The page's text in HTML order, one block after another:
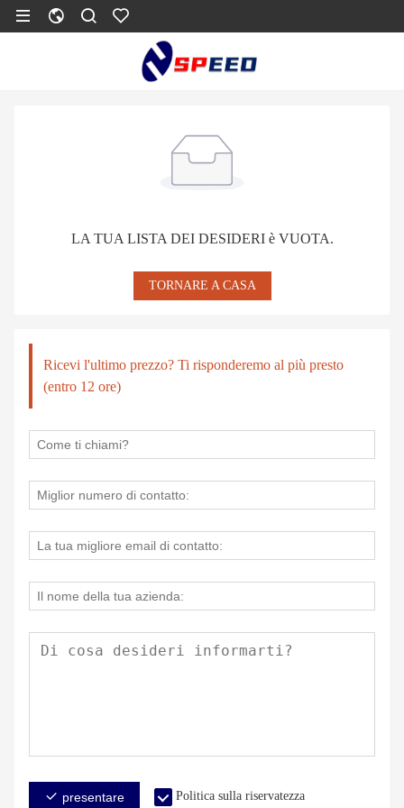
LA TUA LISTA DEI DESIDERI è VUOTA.
TORNARE A CASA
Ricevi l'ultimo prezzo? Ti risponderemo al più presto
(entro 12 ore)
presentare Politica sulla riservatezza